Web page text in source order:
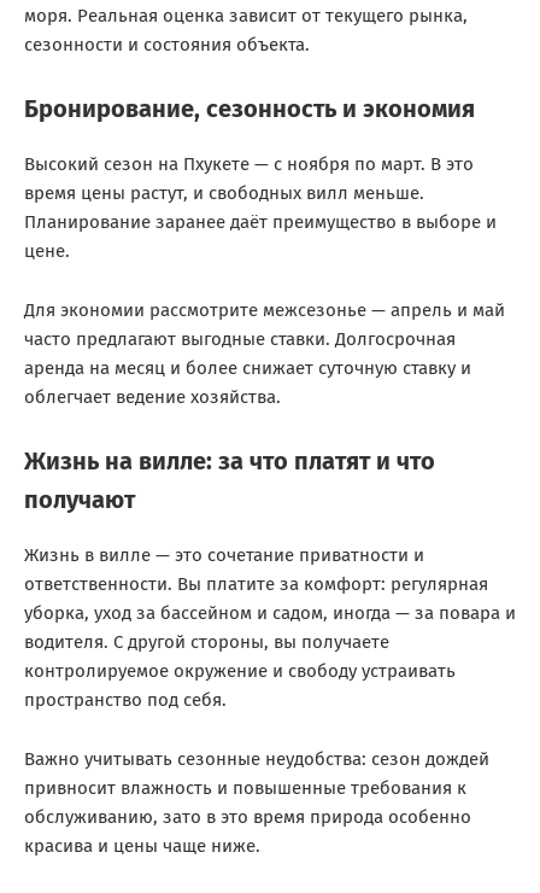
моря. Реальная оценка зависит от текущего рынка,
сезонности и состояния объекта.
Бронирование, сезонность и экономия
Высокий сезон на Пхукете — с ноября по март. В это
время цены растут, и свободных вилл меньше.
Планирование заранее даёт преимущество в выборе и
цене.
Для экономии рассмотрите межсезонье — апрель и май
часто предлагают выгодные ставки. Долгосрочная
аренда на месяц и более снижает суточную ставку и
облегчает ведение хозяйства.
Жизнь на вилле: за что платят и что
получают
Жизнь в вилле — это сочетание приватности и
ответственности. Вы платите за комфорт: регулярная
уборка, уход за бассейном и садом, иногда — за повара и
водителя. С другой стороны, вы получаете
контролируемое окружение и свободу устраивать
пространство под себя.
Важно учитывать сезонные неудобства: сезон дождей
привносит влажность и повышенные требования к
обслуживанию, зато в это время природа особенно
красива и цены чаще ниже.